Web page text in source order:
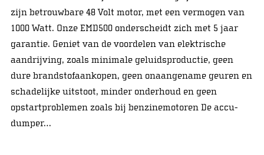
zijn betrouwbare 48 Volt motor, met een vermogen van
1000 Watt. Onze EMD500 onderscheidt zich met 5 jaar
garantie. Geniet van de voordelen van elektrische
aandrijving, zoals minimale geluidsproductie, geen
dure brandstofaankopen, geen onaangename geuren en
schadelijke uitstoot, minder onderhoud en geen
opstartproblemen zoals bij benzinemotoren De accu-
dumper…